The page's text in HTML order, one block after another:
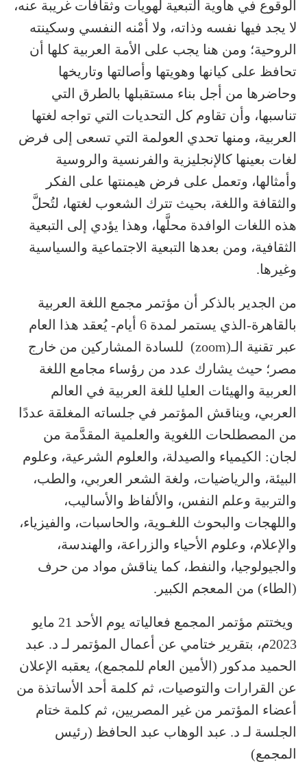
الوقوع في هاوية التبعية لهويات وثقافات غريبة عنه،
لا يجد فيها نفسه وذاته، ولا أمْنه النفسي وسكينته
الروحية؛ ومن هنا يجب على الأمة العربية كلها أن
تحافظ على كيانها وهويتها وأصالتها وتاريخها
وحاضرها من أجل بناء مستقبلها بالطرق التي
تناسبها، وأن تقاوم كل التحديات التي تواجه لغتها
العربية، ومنها تحدي العولمة التي تسعى إلى فرض
لغات بعينها كالإنجليزية والفرنسية والروسية
وأمثالها، وتعمل على فرض هيمنتها على الفكر
والثقافة واللغة، بحيث تترك الشعوب لغتها، لتُحلَّ
هذه اللغات الوافدة محلَّها، وهذا يؤدي إلى التبعية
الثقافية، ومن بعدها التبعية الاجتماعية والسياسية
وغيرها.
من الجدير بالذكر أن مؤتمر مجمع اللغة العربية
بالقاهرة-الذي يستمر لمدة 6 أيام- يُعقد هذا العام
عبر تقنية الـ(zoom) للسادة المشاركين من خارج
مصر؛ حيث يشارك عدد من رؤساء مجامع اللغة
العربية والهيئات العليا للغة العربية في العالم
العربي، ويناقش المؤتمر في جلساته المغلقة عددًا
من المصطلحات اللغوية والعلمية المقدَّمة من
لجان: الكيمياء والصيدلة، والعلوم الشرعية، وعلوم
البيئة، والرياضيات، ولغة الشعر العربي، والطب،
والتربية وعلم النفس، والألفاظ والأساليب،
واللهجات والبحوث اللغـوية، والحاسبات، والفيزياء،
والإعلام، وعلوم الأحياء والزراعة، والهندسة،
والجيولوجيا، والنفط، كما يناقش مواد من حرف
(الطاء) من المعجم الكبير.
ويختتم مؤتمر المجمع فعالياته يوم الأحد 21 مايو
2023م، بتقرير ختامي عن أعمال المؤتمر لـ د. عبد
الحميد مدكور (الأمين العام للمجمع)، يعقبه الإعلان
عن القرارات والتوصيات، ثم كلمة أحد الأساتذة من
أعضاء المؤتمر من غير المصريين، ثم كلمة ختام
الجلسة لـ د. عبد الوهاب عبد الحافظ (رئيس
المجمع)